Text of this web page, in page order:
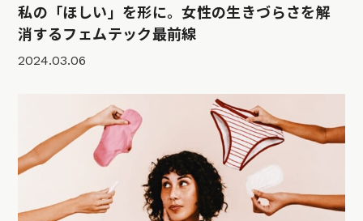
私の「ほしい」を形に。女性の生きづらさを解
消するフェムテック最前線
2024.03.06